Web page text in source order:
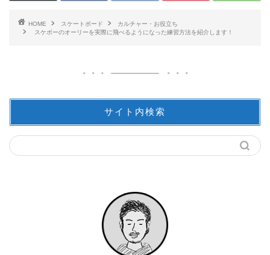
HOME スケートボード
カルチャー・お役立ち
スケボーのオーリーを実際に飛べるようになった練習方法を紹介します！
サイト内検索